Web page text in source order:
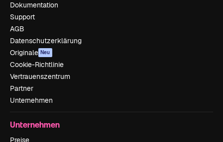
Dokumentation
Support
AGB
Datenschutzerklärung
Originale Neu
Cookie-Richtlinie
Vertrauenszentrum
Partner
Unternehmen
Unternehmen
Preise